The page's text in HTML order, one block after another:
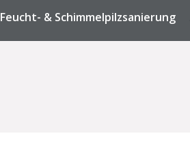
Feucht- & Schimmelpilzsanierung